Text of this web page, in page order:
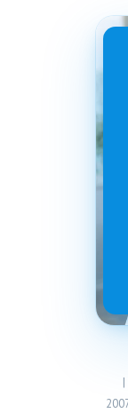
מייסדת ומנהלת המשרד | LL.B ו-MBA |